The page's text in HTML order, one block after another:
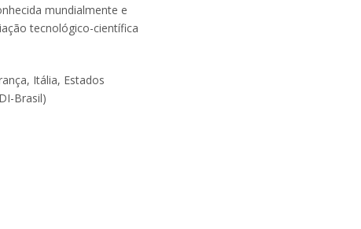
mundialmente e
tecnológico-científica
Itália, Estados
Brasil)